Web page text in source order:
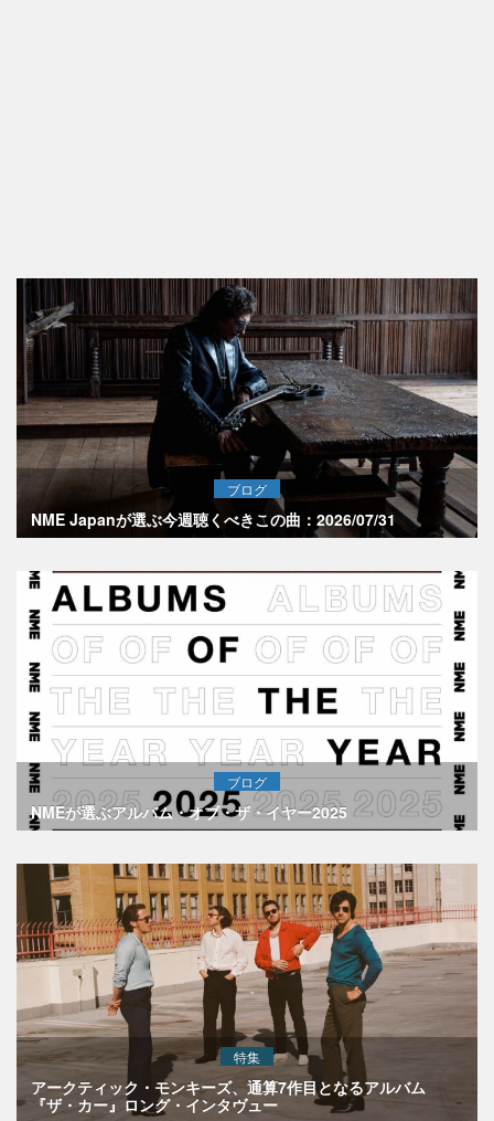
ブログ
NME Japanが選ぶ今週聴くべきこの曲：2026/07/31
ブログ
NMEが選ぶアルバム・オブ・ザ・イヤー2025
特集
アークティック・モンキーズ、通算7作目となるアルバム
『ザ・カー』ロング・インタヴュー